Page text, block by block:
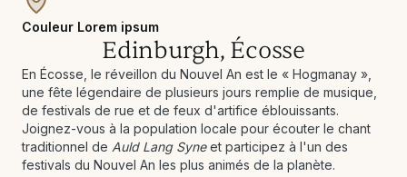
Couleur Lorem ipsum
Edinburgh, Écosse
En Écosse, le réveillon du Nouvel An est le « Hogmanay »,
une fête légendaire de plusieurs jours remplie de musique,
de festivals de rue et de feux d'artifice éblouissants.
Joignez-vous à la population locale pour écouter le chant
traditionnel de Auld Lang Syneet participez à l'un des
festivals du Nouvel An les plus animés de la planète.